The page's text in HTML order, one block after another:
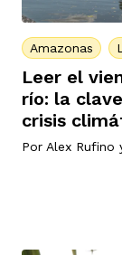
Amazonas
Leer el
río: la
crisis
Por Alex Rufino